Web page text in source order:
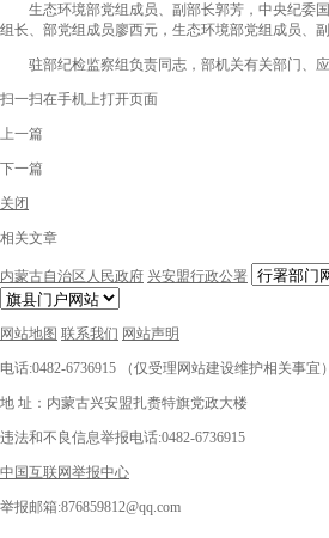
生态环境部党组成员、副部长郭芳，中央纪委国
组长、部党组成员廖西元，生态环境部党组成员、
驻部纪检监察组负责同志，部机关有关部门、应
扫一扫在手机上打开页面
上一篇
下一篇
关闭
相关文章
内蒙古自治区人民政府 兴安盟行政公署
网站地图 联系我们 网站声明
电话:0482-6736915 （仅受理网站建设维护相关事宜）
地 址：内蒙古兴安盟扎赉特旗党政大楼
违法和不良信息举报电话:0482-6736915
中国互联网举报中心
举报邮箱:876859812@qq.com